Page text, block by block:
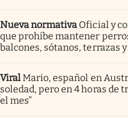
Nueva normativa Oficial y
que prohíbe mantener
balcones, sótanos, terrazas
ViralMario, español en
soledad, pero en 4 horas de
el mes”